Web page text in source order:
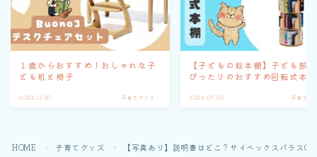
１歳からおすすめ！おしゃれな子
ども机と椅子
2024.11.30 子育てグッズ
【子どもの絵本棚】子ども部
ぴったりのおすすめ回転式本棚
2024.07.09 子育てグ
HOME ＞ 子育てグッズ ＞ 【写真あり】説明書はどこ？サイベックスパラス